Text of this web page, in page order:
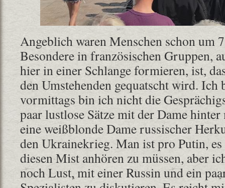
Angeblich waren Menschen schon um
Besondere in französischen Gruppen,
hier in einer Schlange formieren, ist,
den Umstehenden gequatscht wird. Ich
vormittags bin ich nicht die
paar lustlose Sätze mit der Dame
eine weißblonde Dame russischer
den Ukrainekrieg. Man ist pro Putin,
diesen Mist anhören zu müssen, aber
noch Lust, mit einer Russin und ein